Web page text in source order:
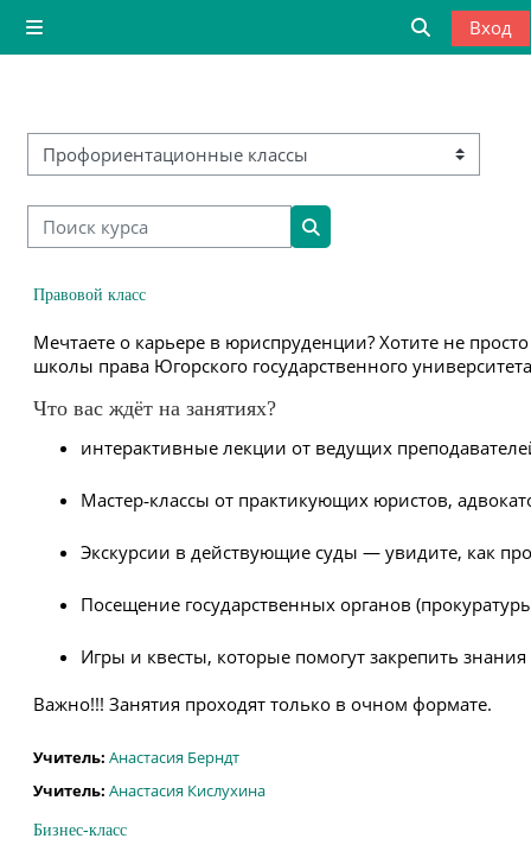
Изменить
Вход
Категории курсов
Поиск курса
Поиск курса
Правовой класс
Мечтаете о карьере в юриспруденции? Хотите не
школы права Югорского государственного
Что вас ждёт на занятиях?
интерактивные лекции от ведущих
Мастер‑классы от практикующих юристов,
Экскурсии в действующие суды — увидите, как
Посещение государственных органов
Игры и квесты, которые помогут закрепить
Важно!!! Занятия проходят только в очном формате.
Учитель: Анастасия Берндт
Учитель: Анастасия Кислухина
Бизнес-класс